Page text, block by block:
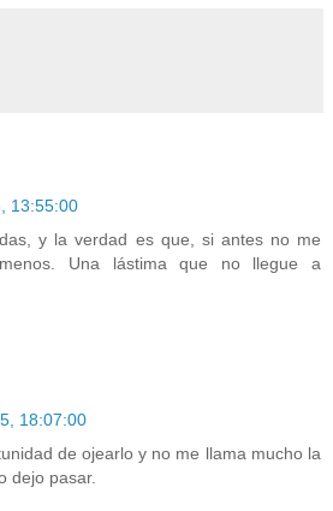
13:55:00
y la verdad es que, si antes no me
Una lástima que no llegue a
18:07:00
de ojearlo y no me llama mucho la
dejo pasar.